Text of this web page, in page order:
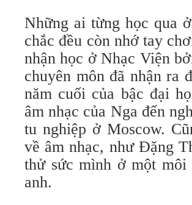
Những ai từng học qua
chắc đều còn nhớ tay
nhận học ở Nhạc Viện
chuyên môn đã nhận ra
năm cuối của bậc đại
âm nhạc của Nga đến
tu nghiệp ở Moscow.
về âm nhạc, như Đặng
thử sức mình ở một
anh.